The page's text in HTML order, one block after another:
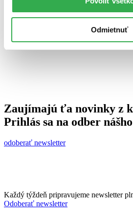
Odmietnuť
Zaujímajú ťa novinky z
Prihlás sa na odber
odoberať newsletter
Každý týždeň pripravujeme newsletter
Odoberať newsletter